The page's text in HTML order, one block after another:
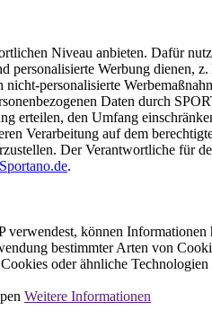
Niveau anbieten. Dafür
personalisierte Werbung dienen,
personalisierte
Daten durch
erteilen, den Umfang
Verarbeitung auf dem
Der Verantwortliche für
.
verwendest, können
bestimmter Arten von
oder ähnliche
Weitere Informationen